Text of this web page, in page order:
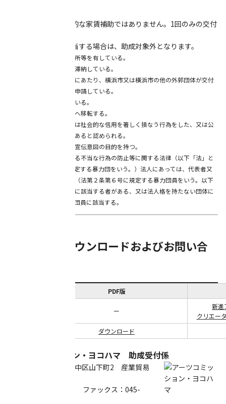
■本助成金は、継続的な家賃補助ではありません。1回のみの交付
■次のいずれかに該当する場合は、助成対象外となります。
①対象区域内に既に事業所等を有している。
②法人市民税・市民税を滞納している。
③当該事務所などの設置にあたり、横浜市又は横浜市の他の外郭団体が交付
している助成金等に重複申請している。
④過去に本助成金を得ている。
⑤横浜市が設置する拠点へ移転する。
⑥重大な法令違反若しくは社会的な信用を著しく損なう行為をした、又は公
序良俗に反するおそれがあると認められる。
⑦政治的または宗教的な宣伝意図の目的を持つ。
⑧暴力団（暴力団員による不当な行為の防止等に関する法律（以下「法」と
いう。）第2条第2号に規定する暴力団をいう。）法人にあっては、代表者又
は役員のうちに暴力団員（法第２条第６号に規定する暴力団員をいう。以下
この項において同じ。）に該当する者がある、又は法人格を持たない団体に
あっては、代表者が暴力団員に該当する。
■申請書のダウンロードおよびお問い合
PDF版
ー
新進
クリエー
ダウンロード
アーツコミッション・ヨコハマ 助成受付係
〒231-0023 横浜市中区山下町2 産業貿易
電話：045-221-0212 ファックス：045-